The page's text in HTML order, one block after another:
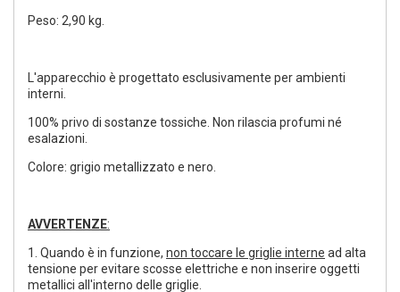
Peso: 2,90 kg.
L'apparecchio è progettato esclusivamente per ambienti
interni.
100% privo di sostanze tossiche. Non rilascia profumi né
esalazioni.
Colore: grigio metallizzato e nero.
AVVERTENZE:
1. Quando è in funzione, non toccare le griglie interne ad alta
tensione per evitare scosse elettriche e non inserire oggetti
metallici all'interno delle griglie.